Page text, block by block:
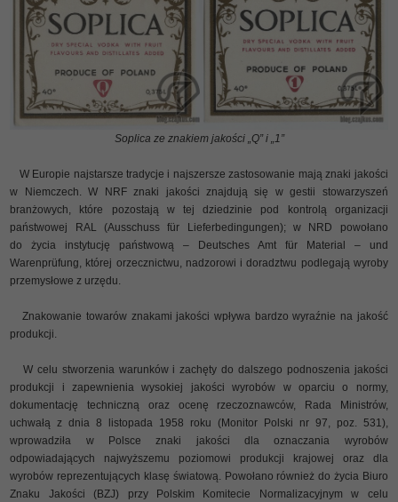
Soplica ze znakiem jakości „Q” i „1”
W Europie najstarsze tradycje i najszersze zastosowanie mają znaki jakości
w Niemczech. W NRF znaki jakości znajdują się w gestii stowarzyszeń
branżowych, które pozostają w tej dziedzinie pod kontrolą organizacji
państwowej RAL (Ausschuss für Lieferbedingungen); w NRD powołano
do życia instytucję państwową – Deutsches Amt für Material – und
Warenprüfung, której orzecznictwu, nadzorowi i doradztwu podlegają wyroby
przemysłowe z urzędu.
Znakowanie towarów znakami jakości wpływa bardzo wyraźnie na jakość
produkcji.
W celu stworzenia warunków i zachęty do dalszego podnoszenia jakości
produkcji i zapewnienia wysokiej jakości wyrobów w oparciu o normy,
dokumentację techniczną oraz ocenę rzeczoznawców, Rada Ministrów,
uchwałą z dnia 8 listopada 1958 roku (Monitor Polski nr 97, poz. 531),
wprowadziła w Polsce znaki jakości dla oznaczania wyrobów
odpowiadających najwyższemu poziomowi produkcji krajowej oraz dla
wyrobów reprezentujących klasę światową. Powołano również do życia Biuro
Znaku Jakości (BZJ) przy Polskim Komitecie Normalizacyjnym w celu